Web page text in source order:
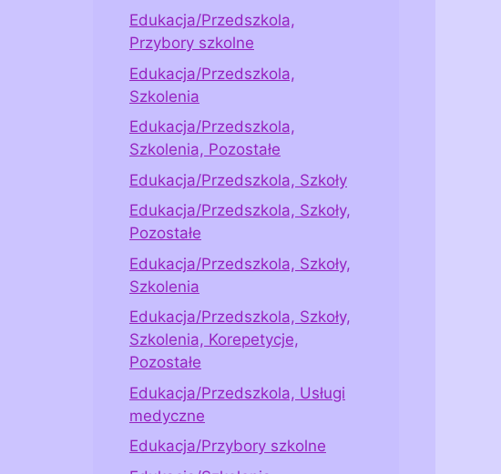
Edukacja/Przedszkola,
Przybory szkolne
Edukacja/Przedszkola,
Szkolenia
Edukacja/Przedszkola,
Szkolenia, Pozostałe
Edukacja/Przedszkola, Szkoły
Edukacja/Przedszkola, Szkoły,
Pozostałe
Edukacja/Przedszkola, Szkoły,
Szkolenia
Edukacja/Przedszkola, Szkoły,
Szkolenia, Korepetycje,
Pozostałe
Edukacja/Przedszkola, Usługi
medyczne
Edukacja/Przybory szkolne